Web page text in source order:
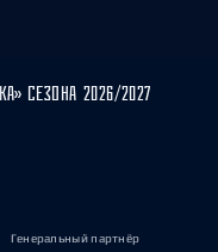
СЕЗОНА 2026/2027
Генеральный партнёр